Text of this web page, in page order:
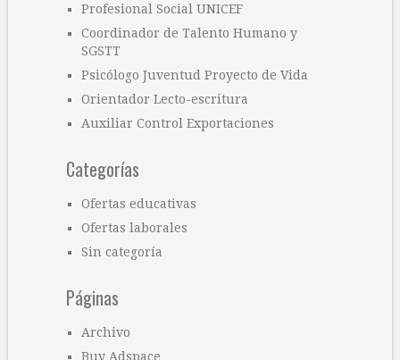
Profesional Social UNICEF
Coordinador de Talento Humano y
SGSTT
Psicólogo Juventud Proyecto de Vida
Orientador Lecto-escritura
Auxiliar Control Exportaciones
Categorías
Ofertas educativas
Ofertas laborales
Sin categoría
Páginas
Archivo
Buy Adspace